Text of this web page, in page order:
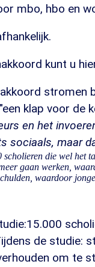
mbo, hbo en
kunt u
stromen
klap voor de
en het
sociaals, maar
die wel het
gaan werken,
waardoor
de studie:
om te